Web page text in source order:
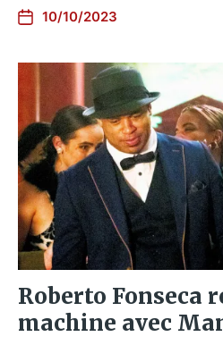
10/10/2023
Roberto Fonseca
machine avec